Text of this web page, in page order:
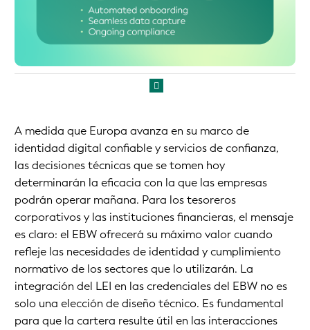
A medida que Europa avanza en su marco de
identidad digital confiable y servicios de confianza,
las decisiones técnicas que se tomen hoy
determinarán la eficacia con la que las empresas
podrán operar mañana. Para los tesoreros
corporativos y las instituciones financieras, el mensaje
es claro: el EBW ofrecerá su máximo valor cuando
refleje las necesidades de identidad y cumplimiento
normativo de los sectores que lo utilizarán. La
integración del LEI en las credenciales del EBW no es
solo una elección de diseño técnico. Es fundamental
para que la cartera resulte útil en las interacciones